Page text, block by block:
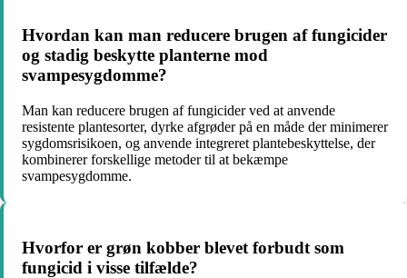
Hvordan kan man reducere brugen af fungicider
og stadig beskytte planterne mod
svampesygdomme?
Man kan reducere brugen af fungicider ved at anvende
resistente plantesorter, dyrke afgrøder på en måde der minimerer
sygdomsrisikoen, og anvende integreret plantebeskyttelse, der
kombinerer forskellige metoder til at bekæmpe
svampesygdomme.
Hvorfor er grøn kobber blevet forbudt som
fungicid i visse tilfælde?